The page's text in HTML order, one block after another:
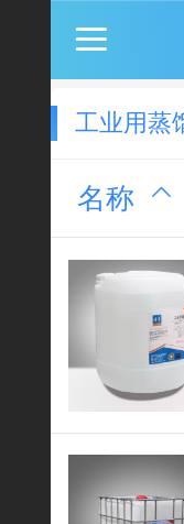
工业用蒸
名称